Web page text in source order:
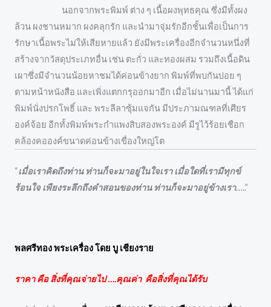
นอกจากพระพิมพ์ ต่าง ๆ เนื้อผงพุทธคุณ ซึ่งมีทั้งผง
ล้วน ผงชานหมาก ผงคลุกรัก และนำมาจุ่มรักอีกชั้นเพื่อเป็นการ
รักษาเนื้อพระไม่ให้เสียหายแล้ว ยังมีพระเครื่องอีกจำนวนหนึ่งที่
สร้างจากวัสดุประเภทอื่น เช่น ตะกั่ว และทองผสม รวมถึงเนื้อดิน
เผาซึ่งมีจำนวนน้อยหาชมได้ค่อนข้างยาก พิมพ์ที่พบกันบ่อย ๆ
ตามหน้าหนังสือ และเพิ่งแตกกรุออกมาอีก เมื่อไม่นานมานี้ ได้แก่
พิมพ์นั่งปรกโพธิ์ และ พระลีลาซุ้มแจกัน มีประภามณฑลที่เศียร
องค์จ้อย อีกทั้งพิมพ์พระกำแพงสิบสองพระองค์ มีรูไว้ร้อยเชือก
คล้องคอองค์ขนาดค่อนข้างเขื่องใหญ่โต
“เมื่อเราคิดถึงท่าน ท่านก็จะมาอยู่ในใจเรา เมื่อใดที่เรามีทุกข์
ร้อนใจ เพียงระลึกถึงคำสอนของท่าน ท่านก็จะมาอยู่ข้างเรา…..”
พลศรีทอง พระเครื่อง โดย บู เชียงราย
ราคา คือ สิ่งที่คุณจ่ายไป ….คุณค่า คือสิ่งที่คุณได้รับ